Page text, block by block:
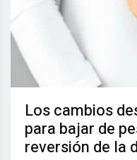
Los cambios
para bajar de
reversión de la